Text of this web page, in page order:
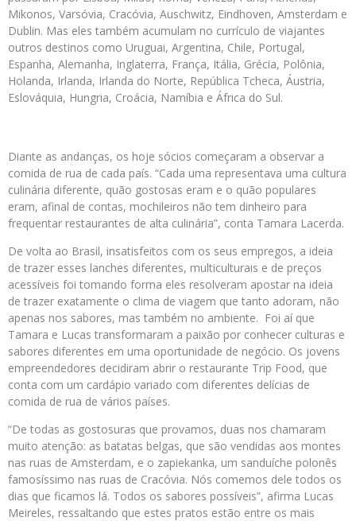
Mikonos, Varsóvia, Cracóvia, Auschwitz, Eindhoven, Amsterdam e
Dublin. Mas eles também acumulam no currículo de viajantes
outros destinos como Uruguai, Argentina, Chile, Portugal,
Espanha, Alemanha, Inglaterra, França, Itália, Grécia, Polônia,
Holanda, Irlanda, Irlanda do Norte, República Tcheca, Áustria,
Eslováquia, Hungria, Croácia, Namíbia e África do Sul.
Diante as andanças, os hoje sócios começaram a observar a
comida de rua de cada país. “Cada uma representava uma cultura
culinária diferente, quão gostosas eram e o quão populares
eram, afinal de contas, mochileiros não tem dinheiro para
frequentar restaurantes de alta culinária”, conta Tamara Lacerda.
De volta ao Brasil, insatisfeitos com os seus empregos, a ideia
de trazer esses lanches diferentes, multiculturais e de preços
acessíveis foi tomando forma eles resolveram apostar na ideia
de trazer exatamente o clima de viagem que tanto adoram, não
apenas nos sabores, mas também no ambiente. Foi aí que
Tamara e Lucas transformaram a paixão por conhecer culturas e
sabores diferentes em uma oportunidade de negócio. Os jovens
empreendedores decidiram abrir o restaurante Trip Food, que
conta com um cardápio variado com diferentes delícias de
comida de rua de vários países.
“De todas as gostosuras que provamos, duas nos chamaram
muito atenção: as batatas belgas, que são vendidas aos montes
nas ruas de Amsterdam, e o zapiekanka, um sanduíche polonês
famosíssimo nas ruas de Cracóvia. Nós comemos dele todos os
dias que ficamos lá. Todos os sabores possíveis”, afirma Lucas
Meireles, ressaltando que estes pratos estão entre os mais